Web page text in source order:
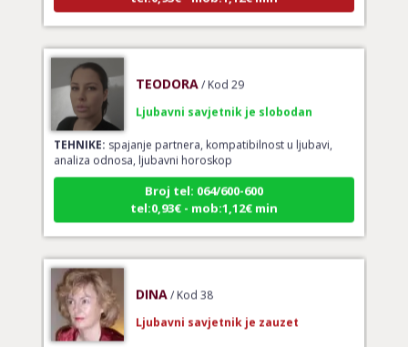
TEHNIKE:spajanje partnera, kompatibilnost u ljubavi,
analiza odnosa, ljubavni horoskop
Broj tel: 064/600-600
tel:0,93€ - mob:1,12€ min
TEHNIKE:ljubavni savjeti